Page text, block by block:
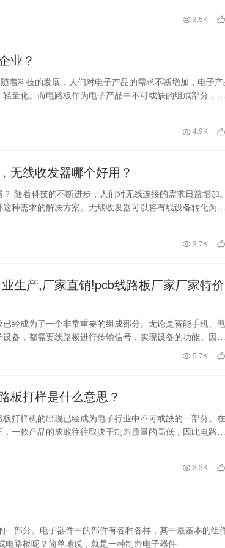
3.5K
业？
着科技的发展，人们对电子产品的需求不断增加，电子产
量化。而电路板作为电子产品中不可或缺的组成部分，其
4.9K
无线收发器哪个好用？
随着科技的不断进步，人们对无线连接的需求日益增加。
种需求的解决方案。无线收发器可以将有线设备转化为无
3.7K
生产,厂家直销!pcb线路板厂家厂家特价
经成为了一个非常重要的组成部分。无论是智能手机、电
备，都需要线路板进行传输信号，实现设备的功能。因
担负…
5.7K
板打样是什么意思？
打样机的出现已经成为电子行业中不可或缺的一部分。在
一款产品的成败往往取决于制造质量的高低，因此电路板
3.3K
部分。电子器件中的部件有各种各样，其中最基本的组
路板呢？简单地说，就是一种制造电子器件